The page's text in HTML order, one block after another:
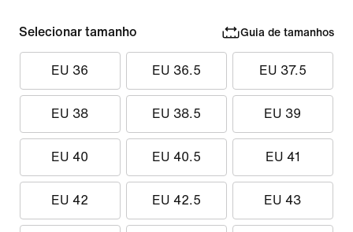
Selecionar tamanho Guia de tamanhos
EU 36 EU 36.5 EU 37.5
EU 38 EU 38.5 EU 39
EU 40 EU 40.5 EU 41
EU 42 EU 42.5 EU 43